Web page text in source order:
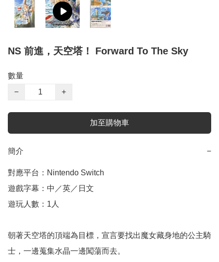
NS 前進，天空塔！ Forward To The Sky
數量
−
+
加至購物車
簡介 −
對應平台：Nintendo Switch
遊戲字幕：中／英／日文
遊玩人數：1人
朝著天空塔的頂端為目標，宣言要找出魔女藏身地的公主騎
士，一邊蒐集水晶一邊闖蕩而去。